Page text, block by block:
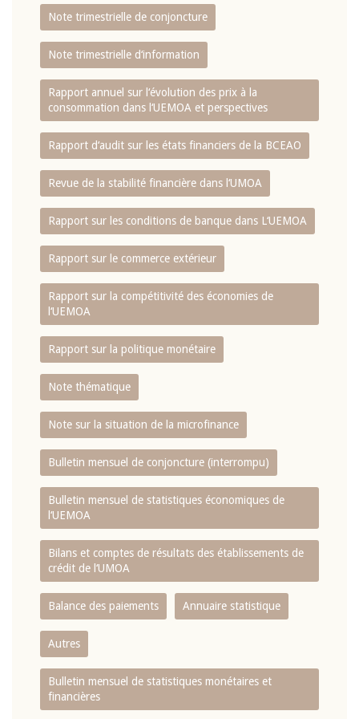
Note trimestrielle de conjoncture
Note trimestrielle d‘information
Rapport annuel sur l‘évolution des prix à la
consommation dans l‘UEMOA et perspectives
Rapport d‘audit sur les états financiers de la BCEAO
Revue de la stabilité financière dans l‘UMOA
Rapport sur les conditions de banque dans L‘UEMOA
Rapport sur le commerce extérieur
Rapport sur la compétitivité des économies de
l‘UEMOA
Rapport sur la politique monétaire
Note thématique
Note sur la situation de la microfinance
Bulletin mensuel de conjoncture (interrompu)
Bulletin mensuel de statistiques économiques de
l‘UEMOA
Bilans et comptes de résultats des établissements de
crédit de l‘UMOA
Balance des paiements Annuaire statistique
Autres
Bulletin mensuel de statistiques monétaires et
financières